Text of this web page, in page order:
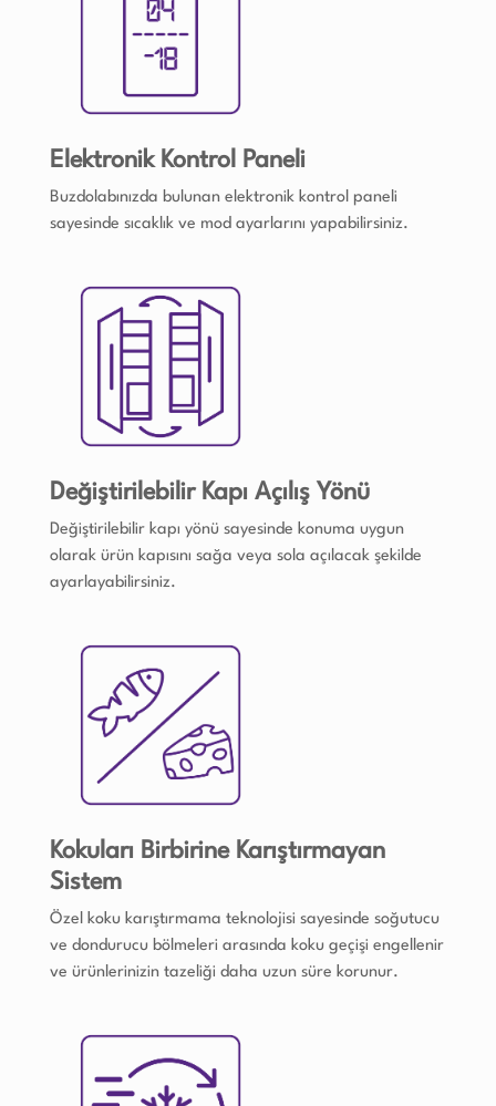
Elektronik Kontrol Paneli
Buzdolabınızda bulunan elektronik kontrol paneli
sayesinde sıcaklık ve mod ayarlarını yapabilirsiniz.
Değiştirilebilir Kapı Açılış Yönü
Değiştirilebilir kapı yönü sayesinde konuma uygun
olarak ürün kapısını sağa veya sola açılacak şekilde
ayarlayabilirsiniz.
Kokuları Birbirine Karıştırmayan
Sistem
Özel koku karıştırmama teknolojisi sayesinde soğutucu
ve dondurucu bölmeleri arasında koku geçişi engellenir
ve ürünlerinizin tazeliği daha uzun süre korunur.